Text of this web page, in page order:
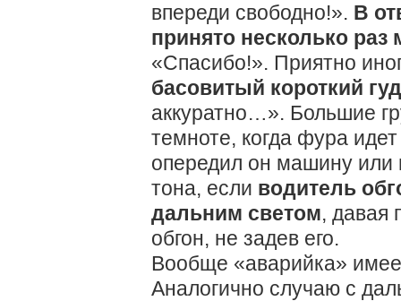
впереди свободно!». В
принято несколько раз
«Спасибо!». Приятно
басовитый короткий
аккуратно…». Большие
темноте, когда фура
опередил он машину или
тона, если водитель
дальним светом, давая
обгон, не задев его.
Вообще «аварийка»
Аналогично случаю с